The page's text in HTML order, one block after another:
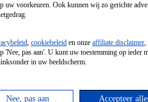
uw voorkeuren. Ook kunnen wij zo gerichte
, cookiebeleid en onze affiliate disclaimer,
'Nee, pas aan'. U kunt uw toestemming op ieder
in uw beeldscherm.
Nee, pas aan Accepteer